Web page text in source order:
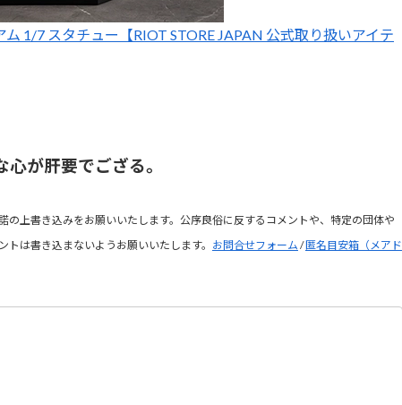
1/7 スタチュー【RIOT STORE JAPAN 公式取り扱いアイテ
が肝要でござる。
上書き込みをお願いいたします。公序良俗に反するコメントや、特定の団体や
は書き込まないようお願いいたします。 お問合せフォーム /匿名目安箱（メアド